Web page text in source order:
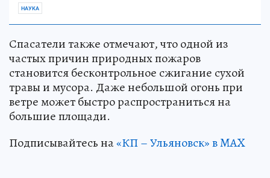
НАУКА
Спасатели также отмечают, что одной из
частых причин природных пожаров
становится бесконтрольное сжигание сухой
травы и мусора. Даже небольшой огонь при
ветре может быстро распространиться на
большие площади.
Подписывайтесь на«КП – Ульяновск» в MAX